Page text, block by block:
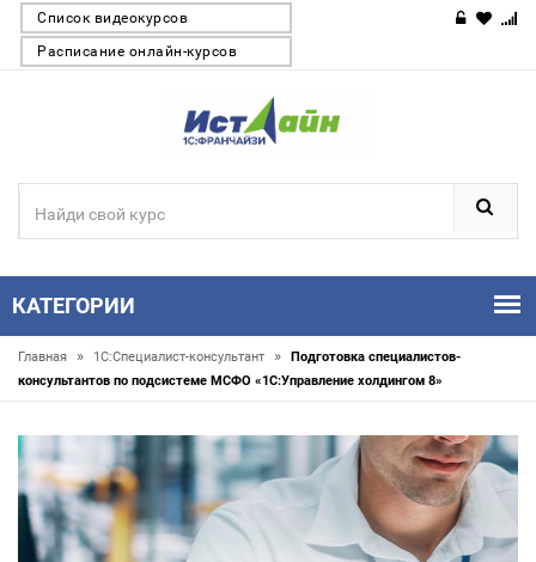
Список видеокурсов
Расписание онлайн-курсов
КАТЕГОРИИ
Главная » 1С:Специалист-консультант »
Подготовка специалистов-
консультантов по подсистеме МСФО «1С:Управление холдингом 8»